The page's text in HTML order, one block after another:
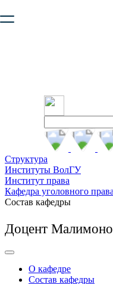
безопасную работу с
Структура
Институты ВолГУ
Институт права
Кафедра уголовного
Состав кафедры
Доцент
О кафедре
Состав кафедры